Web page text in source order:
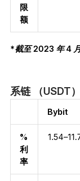
限
额
*截至 2023 年 4
系链 （USDT）
Bybit
%
利
率